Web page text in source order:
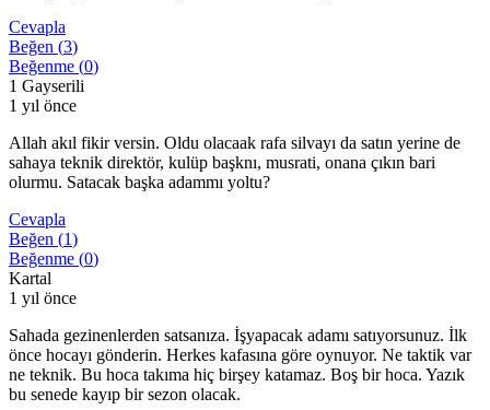
Cevapla
Beğen (3)
Beğenme (0)
1 Gayserili
1 yıl önce
Allah akıl fikir versin. Oldu olacaak rafa silvayı da satın yerine de
sahaya teknik direktör, kulüp başknı, musrati, onana çıkın bari
olurmu. Satacak başka adammı yoltu?
Cevapla
Beğen (1)
Beğenme (0)
Kartal
1 yıl önce
Sahada gezinenlerden satsanıza. İşyapacak adamı satıyorsunuz. İlk
önce hocayı gönderin. Herkes kafasına göre oynuyor. Ne taktik var
ne teknik. Bu hoca takıma hiç birşey katamaz. Boş bir hoca. Yazık
bu senede kayıp bir sezon olacak.